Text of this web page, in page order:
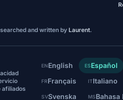
and written by Laurent.
afiliados
ENEnglish ESEspañol
FRFrançais ITItaliano
SVSvenska MSBahasa